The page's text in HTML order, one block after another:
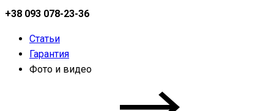
+38 093 078-23-36
Статьи
Гарантия
Фото и видео